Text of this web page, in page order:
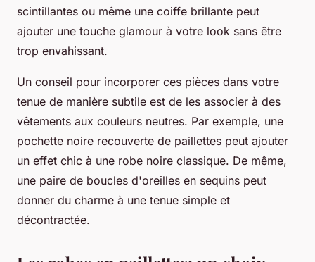
scintillantes ou même une coiffe brillante peut
ajouter une touche glamour à votre look sans être
trop envahissant.
Un conseil pour incorporer ces pièces dans votre
tenue de manière subtile est de les associer à des
vêtements aux couleurs neutres. Par exemple, une
pochette noire recouverte de paillettes peut ajouter
un effet chic à une robe noire classique. De même,
une paire de boucles d'oreilles en sequins peut
donner du charme à une tenue simple et
décontractée.